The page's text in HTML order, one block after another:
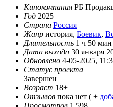
Кинокомпания РБ
Год 2025
Страна Россия
Жанр история, Боевик,
Длительность 1 ч 50 мин
Дата выхода 30 января
Обновлено 4-05-2025,
Статус проекта
Завершен
Возраст 18+
Отзывов пока нет ( +